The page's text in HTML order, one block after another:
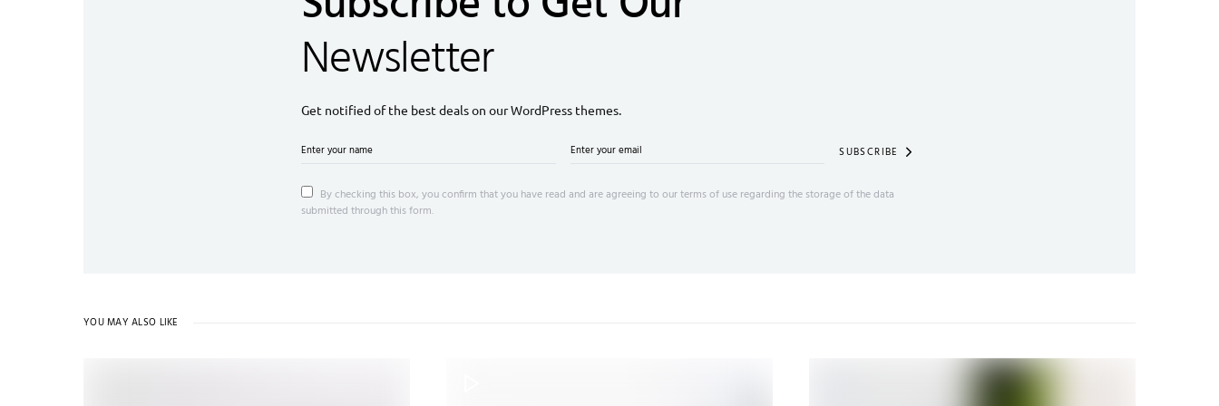
Newsletter
Get notified of the best deals on our WordPress themes.
SUBSCRIBE
By checking this box, you confirm that you have read and are agreeing to our terms of use regarding the storage of the data
submitted through this form.
YOU MAY ALSO LIKE